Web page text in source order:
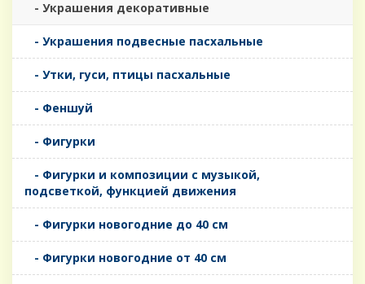
- Украшения декоративные
- Украшения подвесные пасхальные
- Утки, гуси, птицы пасхальные
- Феншуй
- Фигурки
- Фигурки и композиции с музыкой,
подсветкой, функцией движения
- Фигурки новогодние до 40 см
- Фигурки новогодние от 40 см